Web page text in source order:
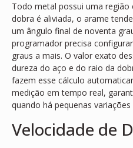
Todo metal possui uma região
dobra é aliviada, o arame
um ângulo final de noventa
programador precisa
graus a mais. O valor exato
dureza do aço e do raio da
fazem esse cálculo
medição em tempo real,
quando há pequenas
Velocidade de